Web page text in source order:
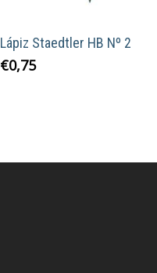
Lápiz Staedtler HB Nº 2
€0,75